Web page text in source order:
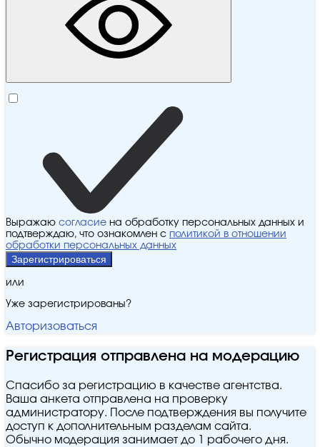
Выражаю согласие на обработку персональных данных и
подтверждаю, что ознакомлен с политикой в отношении
обработки персональных данных
Зарегистрироваться
или
Уже зарегистрированы?
Авторизоваться
Регистрация отправлена на модерацию
Спасибо за регистрацию в качестве агентства.
Ваша анкета отправлена на проверку
администратору. После подтверждения вы получите
доступ к дополнительным разделам сайта.
Обычно модерация занимает до 1 рабочего дня.